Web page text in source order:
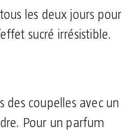
les deux jours pour
sucré irrésistible.
des coupelles avec un
Pour un parfum